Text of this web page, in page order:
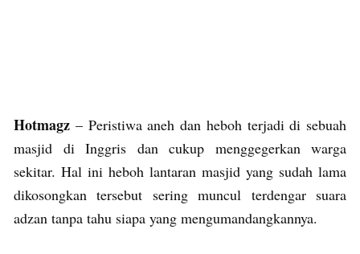
Hotmagz – Peristiwa aneh dan heboh terjadi di sebuah
masjid di Inggris dan cukup menggegerkan warga
sekitar. Hal ini heboh lantaran masjid yang sudah lama
dikosongkan tersebut sering muncul terdengar suara
adzan tanpa tahu siapa yang mengumandangkannya.